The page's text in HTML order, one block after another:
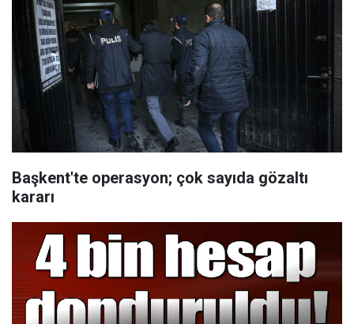
Başkent'te operasyon; çok sayıda gözaltı
kararı